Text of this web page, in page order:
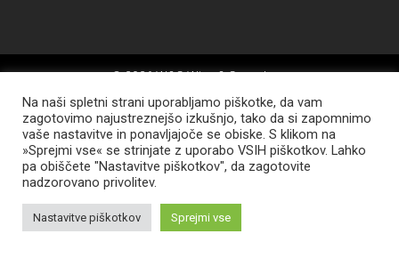
© 2026 W&G Wine & Green Istra
Developed by
JAVEDI
Na naši spletni strani uporabljamo piškotke, da vam
zagotovimo najustreznejšo izkušnjo, tako da si zapomnimo
vaše nastavitve in ponavljajoče se obiske. S klikom na
»Sprejmi vse« se strinjate z uporabo VSIH piškotkov. Lahko
pa obiščete "Nastavitve piškotkov", da zagotovite
nadzorovano privolitev.
Nastavitve piškotkov Sprejmi vse